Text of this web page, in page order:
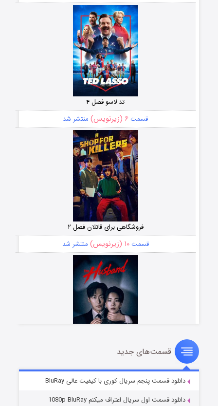
تد لاسو فصل ۴
قسمت ۶ (زیرنویس) منتشر شد
فروشگاهی برای قاتلان فصل ۲
قسمت۱۰ (زیرنویس) منتشر شد
قسمت۸ (زیرنویس) منتشر شد
قسمت‌های جدید
دانلود قسمت پنجم سریال کوری با کیفیت عالی BluRay
دانلود قسمت اول سریال اعتراف میکنم 1080p BluRay